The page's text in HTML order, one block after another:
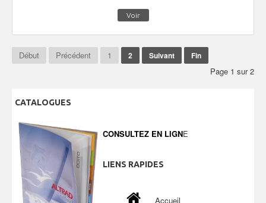
Voir
Début Précédent 1 2 Suivant Fin
Page 1 sur 2
CATALOGUES
CONSULTEZ EN LIGNE
LIENS RAPIDES
Accueil